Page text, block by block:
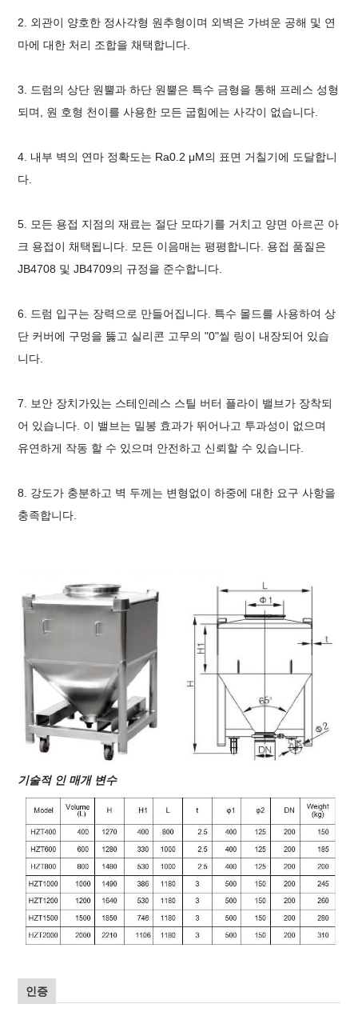
2. 외관이 양호한 정사각형 원추형이며 외벽은 가벼운 공해 및 연
마에 대한 처리 조합을 채택합니다.
3. 드럼의 상단 원뿔과 하단 원뿔은 특수 금형을 통해 프레스 성형
되며, 원 호형 천이를 사용한 모든 굽힘에는 사각이 없습니다.
4. 내부 벽의 연마 정확도는 Ra0.2 μM의 표면 거칠기에 도달합니
다.
5. 모든 용접 지점의 재료는 절단 모따기를 거치고 양면 아르곤 아
크 용접이 채택됩니다. 모든 이음매는 평평합니다. 용접 품질은
JB4708 및 JB4709의 규정을 준수합니다.
6. 드럼 입구는 장력으로 만들어집니다. 특수 몰드를 사용하여 상
단 커버에 구멍을 뚫고 실리콘 고무의 "0"씰 링이 내장되어 있습
니다.
7. 보안 장치가있는 스테인레스 스틸 버터 플라이 밸브가 장착되
어 있습니다. 이 밸브는 밀봉 효과가 뛰어나고 투과성이 없으며
유연하게 작동 할 수 있으며 안전하고 신뢰할 수 있습니다.
8. 강도가 충분하고 벽 두께는 변형없이 하중에 대한 요구 사항을
충족합니다.
기술적 인 매개 변수
인증